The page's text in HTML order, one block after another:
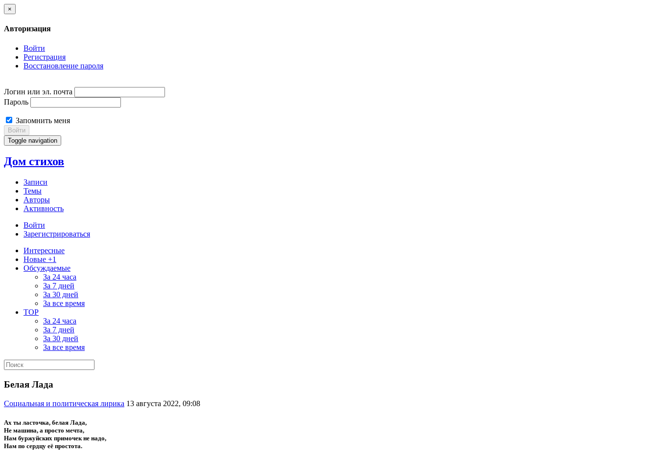
×
Авторизация
Войти
Регистрация
Восстановление пароля
Логин или эл. почта
Пароль
Запомнить меня
Войти
Toggle navigation
Дом стихов
Записи
Темы
Авторы
Активность
Войти
Зарегистрироваться
Интересные
Новые +1
Обсуждаемые
За 24 часа
За 7 дней
За 30 дней
За все время
TOP
За 24 часа
За 7 дней
За 30 дней
За все время
Белая Лада
Социальная и политическая лирика 13 августа 2022, 09:08
Ах ты ласточка, белая Лада,
Не машина, а просто мечта,
Нам буржуйских примочек не надо,
Нам по сердцу её простота.